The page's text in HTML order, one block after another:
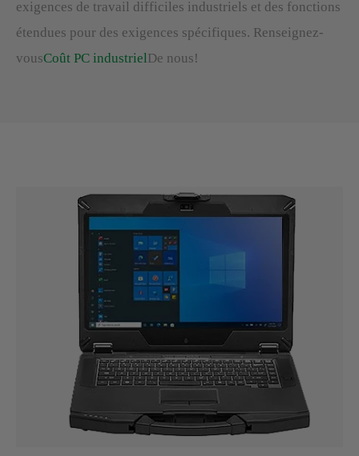
exigences de travail difficiles industriels et des fonctions
étendues pour des exigences spécifiques. Renseignez-
vousCoût PC industrielDe nous!